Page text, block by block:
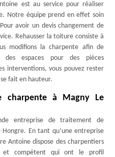
est au service pour réaliser
Notre équipe prend en effet soin
avoir un devis changement de
Rehausser la toiture consiste à
modifions la charpente afin de
espaces pour des pièces
interventions, vous pouvez rester
fait en hauteur.
charpente à Magny Le
entreprise de traitement de
En tant qu’une entreprise
Antoine dispose des charpentiers
et compétent qui ont le profil